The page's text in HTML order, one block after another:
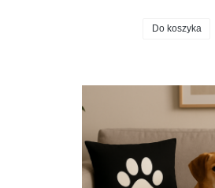
Do koszyka